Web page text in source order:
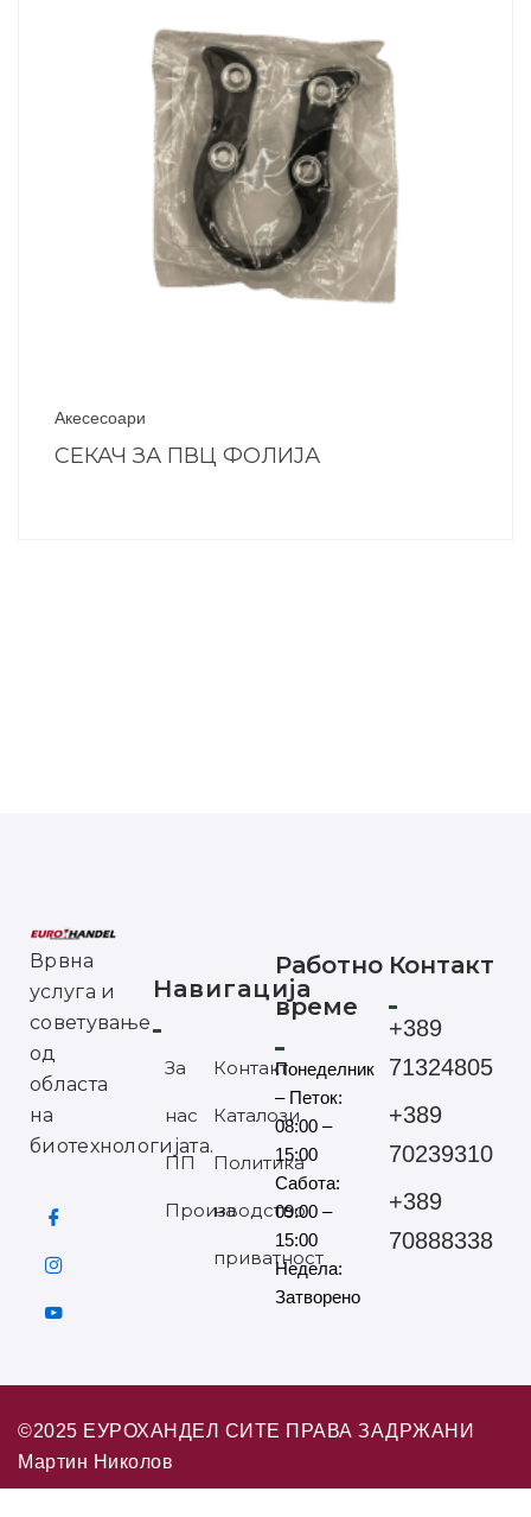
Акесесоари
СЕКАЧ ЗА ПВЦ ФОЛИЈА
Врвна
услуга и
советување
од
областа
на
биотехнологијата.
Навигација
За
нас
ПП
Производство
Контакт
Каталози
Политика
на
приватност
Работно
време
Понеделник
– Петок:
08:00 –
15:00
Сабота:
09:00 –
15:00
Недела:
Затворено
Контакт
+389
71324805
+389
70239310
+389
70888338
©2025 ЕУРОХАНДЕЛ СИТЕ ПРАВА ЗАДРЖАНИ
Мартин Николов